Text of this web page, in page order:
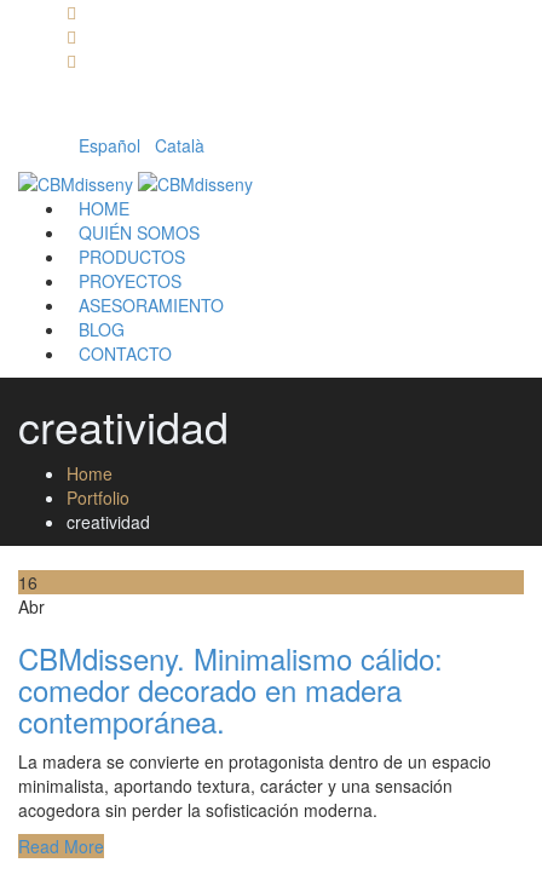
Español Català
HOME
QUIÉN SOMOS
PRODUCTOS
PROYECTOS
ASESORAMIENTO
BLOG
CONTACTO
creatividad
Home
Portfolio
creatividad
16
Abr
CBMdisseny. Minimalismo cálido:
comedor decorado en madera
contemporánea.
La madera se convierte en protagonista dentro de un espacio
minimalista, aportando textura, carácter y una sensación
acogedora sin perder la sofisticación moderna.
Read More